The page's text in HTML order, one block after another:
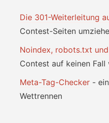
Die 301-Weiterleitung
Contest-Seiten
Noindex, robots.txt
Contest auf keinen
Meta-Tag-Checker -
Wettrennen